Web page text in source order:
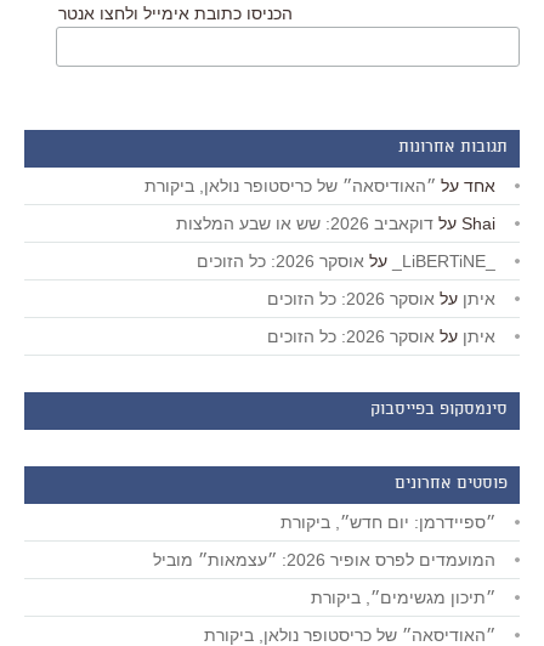
הכניסו כתובת אימייל ולחצו אנטר
תגובות אחרונות
אחד על ״האודיסאה״ של כריסטופר נולאן, ביקורת
Shai על דוקאביב 2026: שש או שבע המלצות
על אוסקר 2026: כל הזוכים
איתן על אוסקר 2026: כל הזוכים
איתן על אוסקר 2026: כל הזוכים
סינמסקופ בפייסבוק
פוסטים אחרונים
״ספיידרמן: יום חדש״, ביקורת
המועמדים לפרס אופיר 2026: ״עצמאות״ מוביל
״תיכון מגשימים״, ביקורת
״האודיסאה״ של כריסטופר נולאן, ביקורת